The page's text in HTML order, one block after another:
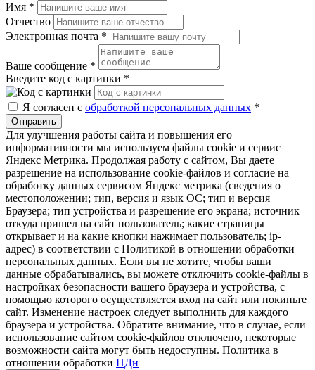
Имя *
Отчество
Электронная почта *
Ваше сообщение *
Введите код с картинки *
Я согласен с обработкой персональных данных *
Отправить
Для улучшения работы сайта и повышения его
информативности мы используем файлы cookie и сервис
Яндекс Метрика. Продолжая работу с сайтом, Вы даете
разрешение на использование cookie-файлов и согласие на
обработку данных сервисом Яндекс метрика (сведения о
местоположении; тип, версия и язык ОС; тип и версия
Браузера; тип устройства и разрешение его экрана; источник
откуда пришел на сайт пользователь; какие страницы
открывает и на какие кнопки нажимает пользователь; ip-
адрес) в соответствии с Политикой в отношении обработки
персональных данных. Если вы не хотите, чтобы ваши
данные обрабатывались, вы можете отключить cookie-файлы в
настройках безопасности вашего браузера и устройства, с
помощью которого осуществляется вход на сайт или покиньте
сайт. Изменение настроек следует выполнить для каждого
браузера и устройства. Обратите внимание, что в случае, если
использование сайтом cookie-файлов отключено, некоторые
возможности сайта могут быть недоступны. Политика в
отношении обработки ПДн